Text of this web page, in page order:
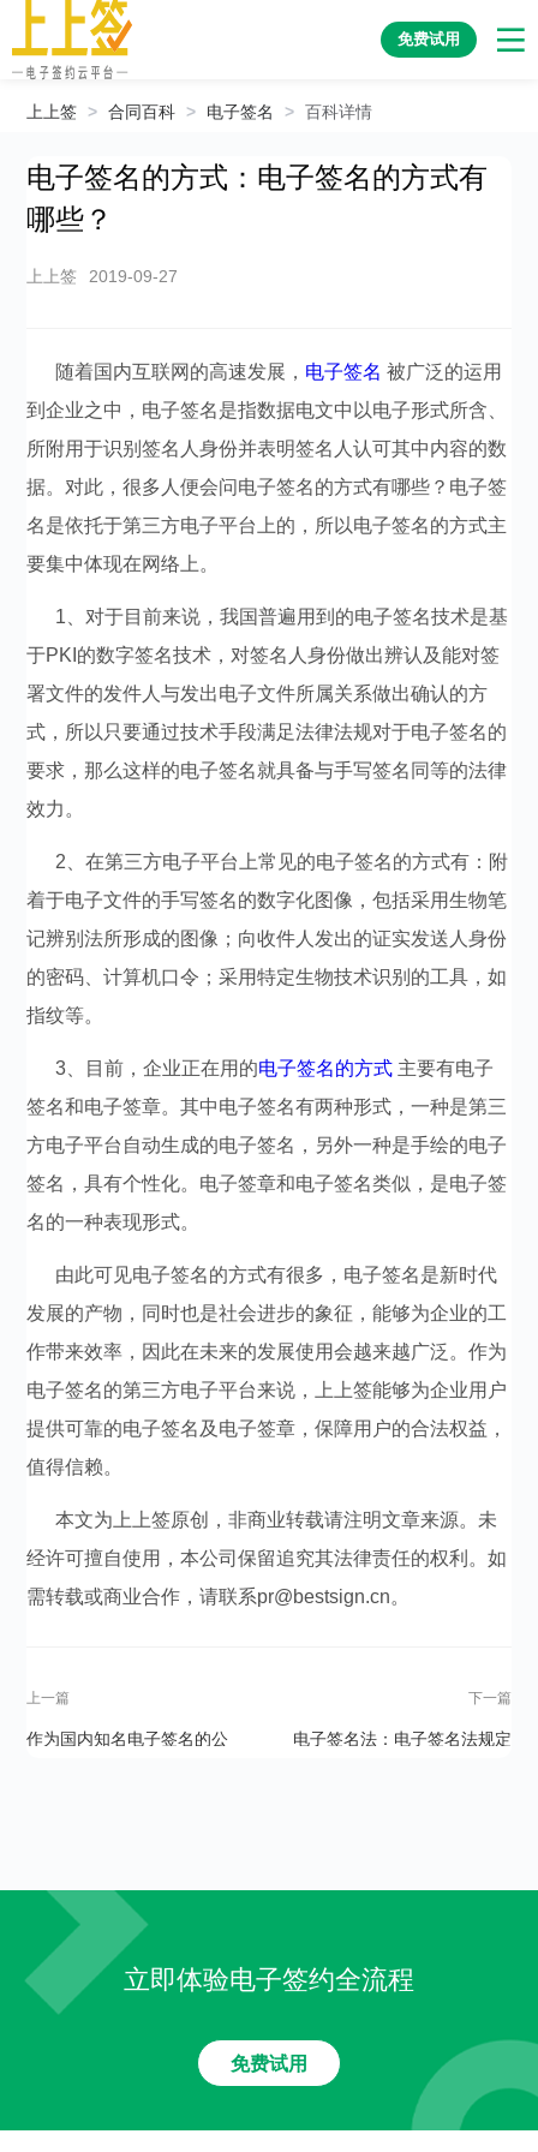
免费试用
上上签 > 合同百科 > 电子签名 > 百科详情
电子签名的方式：电子签名的方式有
哪些？
上上签 2019-09-27
随着国内互联网的高速发展， 电子签名 被广泛的运用
到企业之中，电子签名是指数据电文中以电子形式所含、
所附用于识别签名人身份并表明签名人认可其中内容的数
据。对此，很多人便会问电子签名的方式有哪些？电子签
名是依托于第三方电子平台上的，所以电子签名的方式主
要集中体现在网络上。
1、对于目前来说，我国普遍用到的电子签名技术是基
于PKI的数字签名技术，对签名人身份做出辨认及能对签
署文件的发件人与发出电子文件所属关系做出确认的方
式，所以只要通过技术手段满足法律法规对于电子签名的
要求，那么这样的电子签名就具备与手写签名同等的法律
效力。
2、在第三方电子平台上常见的电子签名的方式有：附
着于电子文件的手写签名的数字化图像，包括采用生物笔
记辨别法所形成的图像；向收件人发出的证实发送人身份
的密码、计算机口令；采用特定生物技术识别的工具，如
指纹等。
3、目前，企业正在用的电子签名的方式 主要有电子
签名和电子签章。其中电子签名有两种形式，一种是第三
方电子平台自动生成的电子签名，另外一种是手绘的电子
签名，具有个性化。电子签章和电子签名类似，是电子签
名的一种表现形式。
由此可见电子签名的方式有很多，电子签名是新时代
发展的产物，同时也是社会进步的象征，能够为企业的工
作带来效率，因此在未来的发展使用会越来越广泛。作为
电子签名的第三方电子平台来说，上上签能够为企业用户
提供可靠的电子签名及电子签章，保障用户的合法权益，
值得信赖。
本文为上上签原创，非商业转载请注明文章来源。未
经许可擅自使用，本公司保留追究其法律责任的权利。如
需转载或商业合作，请联系pr@bestsign.cn。
上一篇
作为国内知名电子签名的公
下一篇
电子签名法：电子签名法规定
立即体验电子签约全流程
免费试用